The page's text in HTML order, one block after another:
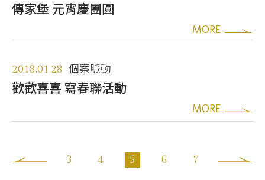
傳家堡 元宵慶團圓
MORE
2018.01.28 個案脈動
歡歡喜喜 寫春聯活動
MORE
3 4 5 6 7